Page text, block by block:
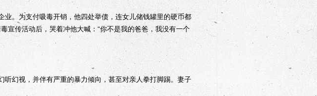
。为支付吸毒开销，他四处举债，连女儿储钱罐里的硬币都
宣传活动后，哭着冲他大喊：“你不是我的爸爸，我没有一个
幻视，并伴有严重的暴力倾向，甚至对亲人拳打脚踢。妻子